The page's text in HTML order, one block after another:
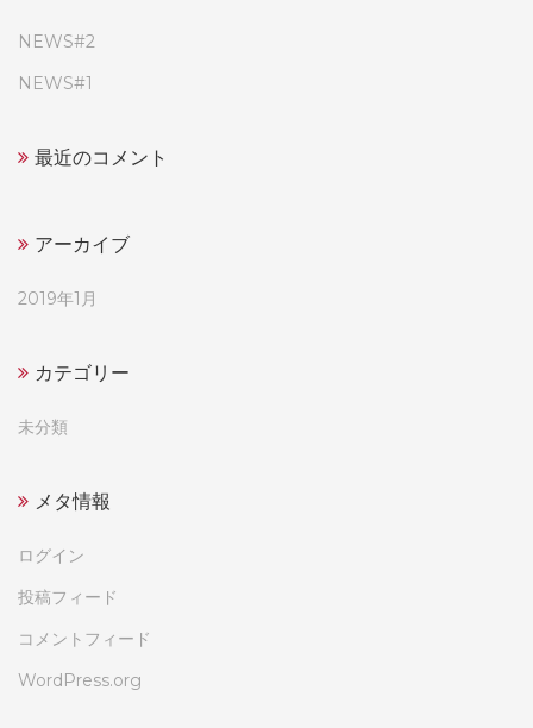
NEWS#2
NEWS#1
最近のコメント
アーカイブ
2019年1月
カテゴリー
未分類
メタ情報
ログイン
投稿フィード
コメントフィード
WordPress.org